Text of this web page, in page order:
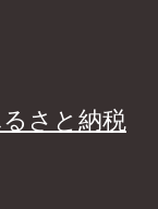
さと納税